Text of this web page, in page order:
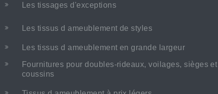
Les tissages d'exceptions
Les tissus d ameublement de styles
Les tissus d ameublement en grande largeur
Fournitures pour doubles-rideaux, voilages, sièges et
coussins